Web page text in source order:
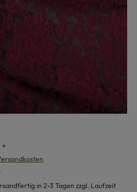
*
in 2-3 Tagen zzgl. Laufzeit